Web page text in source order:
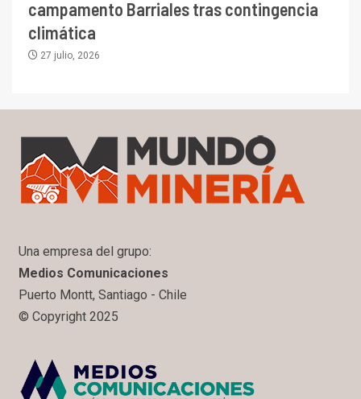
campamento Barriales tras contingencia
climática
27 julio, 2026
Una empresa del grupo:
Medios Comunicaciones
Puerto Montt, Santiago - Chile
© Copyright 2025